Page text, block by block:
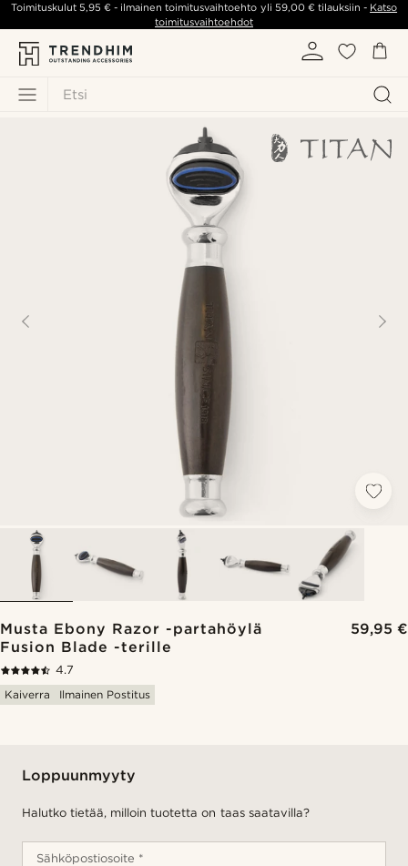
Etsi
Toimituskulut5,95 € - ilmainen toimitusvaihtoehto yli 59,00 €tilauksiin - Katso
toimitusvaihtoehdot
Musta Ebony Razor -partahöylä
Fusion Blade -terille
59,95 €
4.7
Kaiverra
Ilmainen Postitus
Loppuunmyyty
Halutko tietää, milloin tuotetta on taas saatavilla?
Sähköpostiosoite *